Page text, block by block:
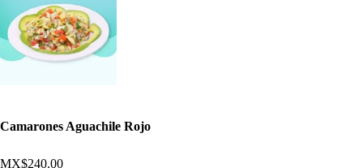
Camarones Aguachile Rojo
MX$240.00